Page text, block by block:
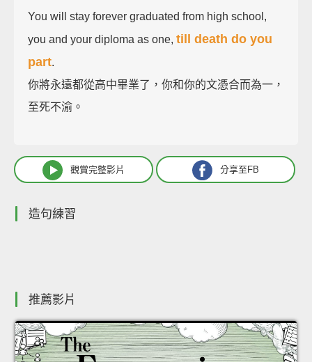
You will stay forever graduated from high school,
you and your diploma as one, till death do you
part.
你將永遠都從高中畢業了，你和你的文憑合而為一，
至死不渝。
觀賞完整影片 分享至FB
造句練習
推薦影片